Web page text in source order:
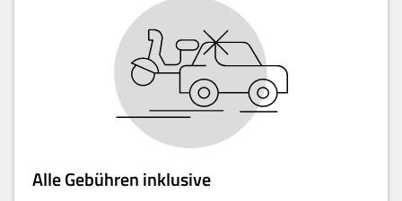
Alle Gebühren inklusive